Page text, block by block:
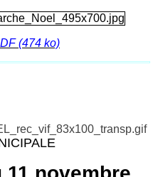
(474 ko)